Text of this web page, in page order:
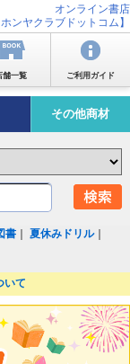
オンライン書店
ホンヤクラブドットコム】
舗一覧 ご利用ガイド
その他商材
書 ｜夏休みドリル｜
いて